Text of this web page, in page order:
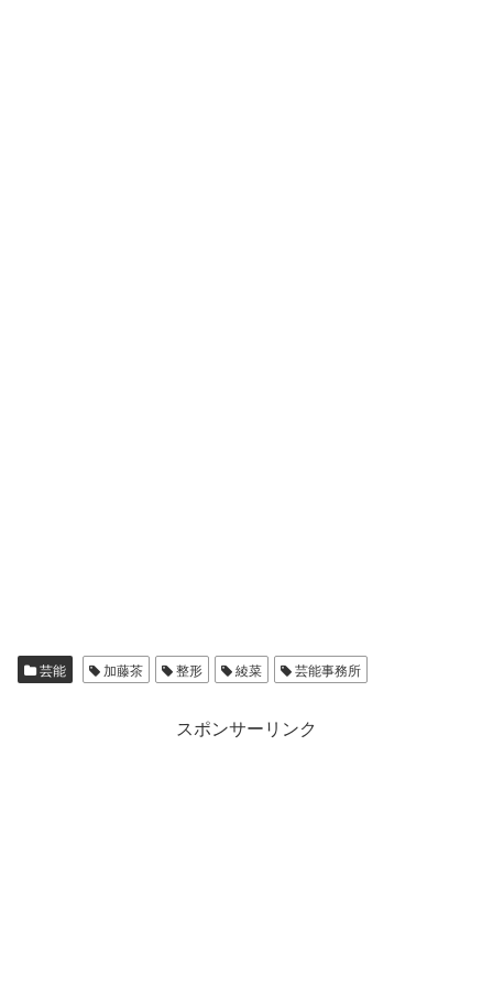
芸能 加藤茶 整形 綾菜 芸能事務所
スポンサーリンク